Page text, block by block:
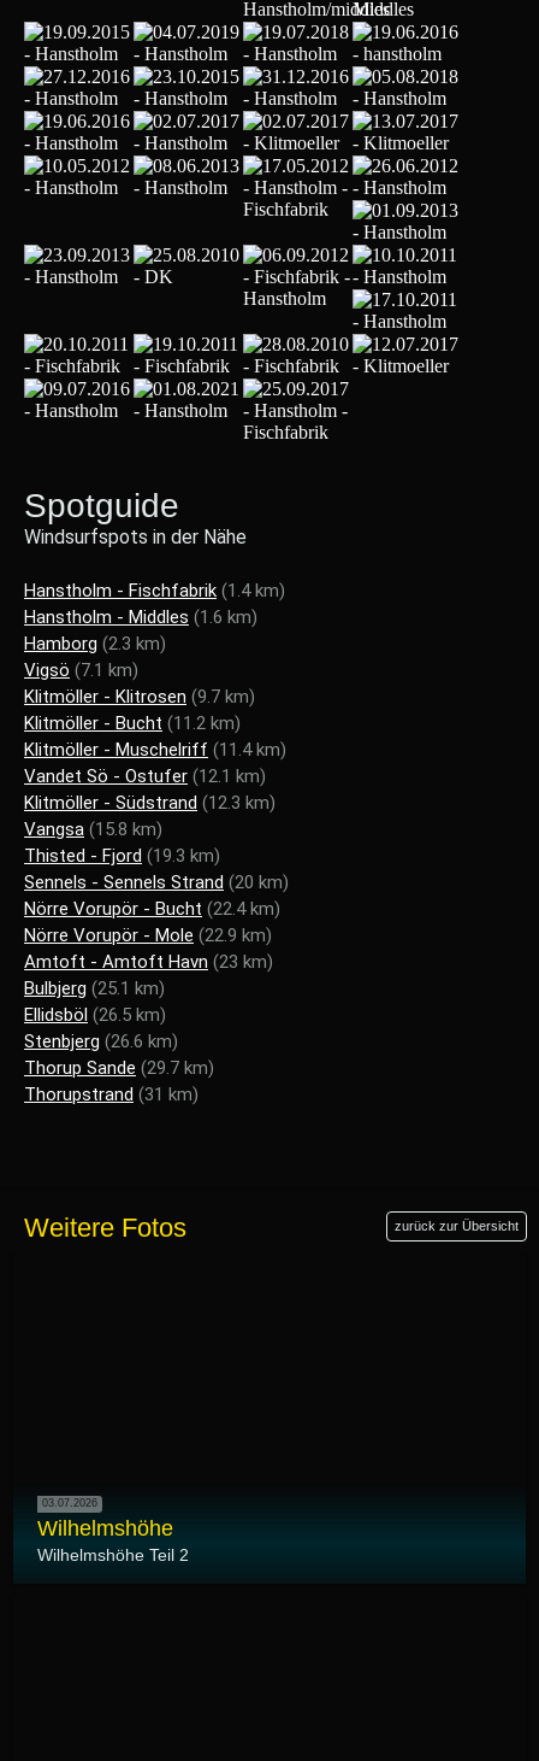
Spotguide
Windsurfspots in der Nähe
Hanstholm - Fischfabrik (1.4 km)
Hanstholm - Middles (1.6 km)
Hamborg (2.3 km)
Vigsö (7.1 km)
Klitmöller - Klitrosen (9.7 km)
Klitmöller - Bucht (11.2 km)
Klitmöller - Muschelriff (11.4 km)
Vandet Sö - Ostufer (12.1 km)
Klitmöller - Südstrand (12.3 km)
Vangsa (15.8 km)
Thisted - Fjord (19.3 km)
Sennels - Sennels Strand (20 km)
Nörre Vorupör - Bucht (22.4 km)
Nörre Vorupör - Mole (22.9 km)
Amtoft - Amtoft Havn (23 km)
Bulbjerg (25.1 km)
Ellidsböl (26.5 km)
Stenbjerg (26.6 km)
Thorup Sande (29.7 km)
Thorupstrand (31 km)
Weitere Fotos zurück zur Übersicht
03.07.2026
Wilhelmshöhe
Wilhelmshöhe Teil 2